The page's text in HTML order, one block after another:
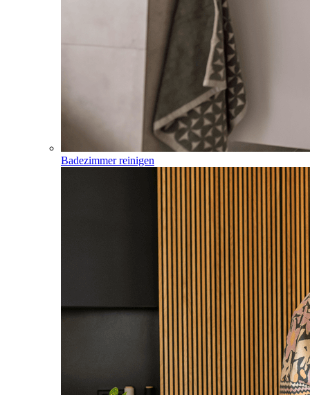
Badezimmer reinigen